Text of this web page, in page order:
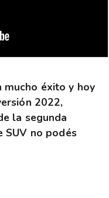
éxito y hoy
2022,
la segunda
SUV no podés